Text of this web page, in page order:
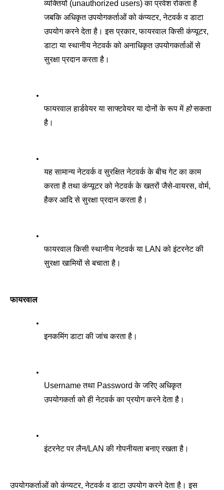
व्यक्तियों (unauthorized users) का प्रवेश रोकता है
जबकि अधिकृत उपयोगकर्ताओं को कंप्यटर, नेटवर्क व डाटा
उपयोग करने देता है। इस प्रकार, फायरवाल किसी कंप्यूटर,
डाटा या स्थानीय नेटवर्क को अनाधिकृत उपयोगकर्ताओं से
सुरक्षा प्रदान करता है।
फायरवाल हार्डवेयर या साफ्टवेयर या दोनों के रूप में हो सकता
है।
यह सामान्य नेटवर्क व सुरक्षित नेटवर्क के बीच गेट का काम
करता है तथा कंप्यूटर को नेटवर्क के खतरों जैसे-वायरस, वोर्म,
हैकर आदि से सुरक्षा प्रदान करता है।
फायरवाल किसी स्थानीय नेटवर्क या LAN को इंटरनेट की
सुरक्षा खामियों से बचाता है।
फायरवाल
इनकमिंग डाटा की जांच करता है।
Username तथा Password के जरिए अधिकृत
उपयोगकर्ता को ही नेटवर्क का प्रयोग करने देता है।
इंटरनेट पर लैन/LAN की गोपनीयता बनाए रखता है।
उपयोगकर्ताओं को कंप्यटर, नेटवर्क व डाटा उपयोग करने देता है। इस